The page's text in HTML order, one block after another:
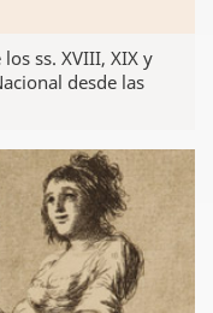
ss. XVIII, XIX y
desde las